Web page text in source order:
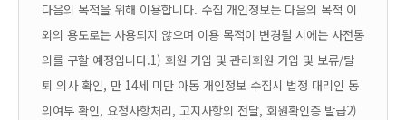
다음의 목적을 위해 이용합니다. 수집 개인정보는 다음의 목적 이
외의 용도로는 사용되지 않으며 이용 목적이 변경될 시에는 사전동
의를 구할 예정입니다.1) 회원 가입 및 관리회원 가입 및 보류/탈
퇴 의사 확인, 만 14세 미만 아동 개인정보 수집시 법정 대리인 동
의여부 확인, 요청사항처리, 고지사항의 전달, 회원확인증 발급2)